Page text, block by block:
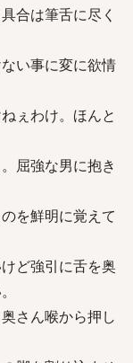
合は筆舌に尽く
い事に変に欲情
ぇわけ。ほんと
屈強な男に抱き
を鮮明に覚えて
ど強引に舌を奥
さん喉から押し